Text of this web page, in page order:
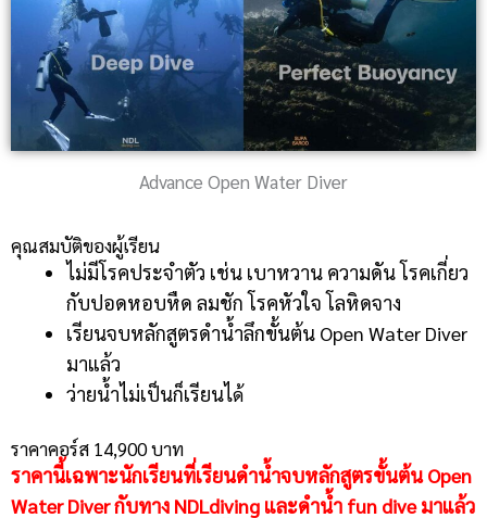
Advance Open Water Diver
คุณสมบัติของผู้เรียน
ไม่มีโรคประจำตัว เช่น เบาหวาน ความดัน โรคเกี่ยว
กับปอดหอบหืด ลมชัก โรคหัวใจ โลหิดจาง
เรียนจบหลักสูตรดำน้ำลึกขั้นต้น Open Water Diver
มาแล้ว
ว่ายน้ำไม่เป็นก็เรียนได้
ราคาคอร์ส 14,900 บาท
ราคานี้เฉพาะนักเรียนที่เรียนดำน้ำจบหลักสูตรขั้นต้น Open
Water Diver กับทาง NDLdiving และดำน้ำ fun dive มาแล้ว